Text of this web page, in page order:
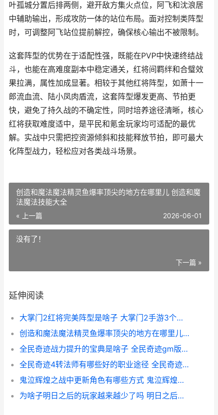
叶孤城分置后排两侧，避开敌方集火点位，阿飞和沈浪居
中辅助输出，形成攻防一体的站位布局。面对控制类阵型
时，可调整阿飞站位提前解控，确保核心输出不被限制。
这套阵型的优势在于适配性强，既能在PVP中快速终结战
斗，也能在高难度副本中稳定通关，红将间羁绊和合璧效
果拉满，属性加成显著。相较于其他红将阵型，如萧十一
郎流血流、陆小凤肉盾流，这套阵型爆发更高、节拍更
快，避免了持久战的不确定性，同时培养途径清晰，核心
红将获取难度适中，是平民和氪金玩家均可适配的最优
解。实战中只需把控资源倾斜和技能释放节拍，即可最大
化阵型战力，轻松应对各类战斗场景。
创造和魔法魔法精灵鱼爆率顶尖的地方在哪里儿 创造和魔
法魔法技能大全
« 上一篇 2026-06-01
没有了！
下一篇 »
延伸阅读
大掌门2红将完美阵型是啥子 大掌门2手游3个红将选哪个好
创造和魔法魔法精灵鱼爆率顶尖的地方在哪里儿 创造和魔法魔法技能大全
全民奇迹战力提升的宝典是啥子 全民奇迹gm版刷战力
全民奇迹4转法师有哪些好的职业途径 全民奇迹4转战士武器和衣服搭配
鬼泣辉煌之战中更新角色有哪些方式 鬼泣辉煌之战中文版下载
为啥子明日之后的玩家越来越少了吗 明日之后没意思了